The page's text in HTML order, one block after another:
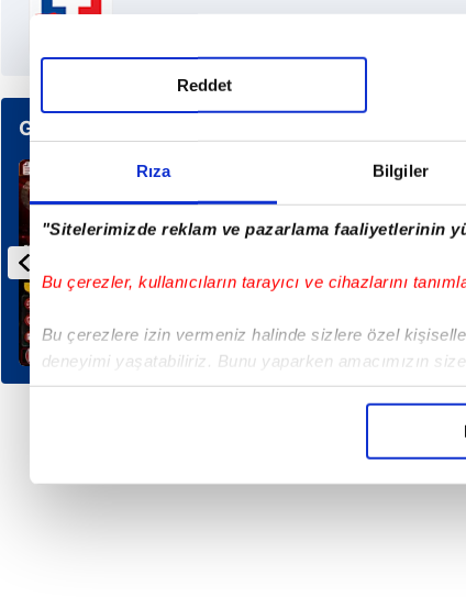
Rıza Bilgiler
"Sitelerimizde reklam ve pazarlama faaliyetlerinin
Bu çerezler, kullanıcıların tarayıcı ve cihazlarını
Bu çerezlere izin vermeniz halinde sizlere özel
deneyimi yaşatabiliriz. Bunu yaparken amacımızın
içerikleri sunabilmek adına elimizden gelen çabayı
Reddet
Günün Manşetleri